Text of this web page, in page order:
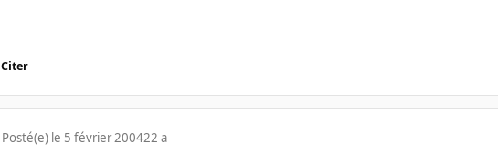
Citer
Posté(e) le 5 février 200422 a